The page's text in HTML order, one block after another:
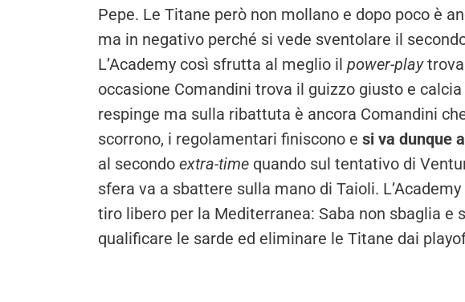
Pepe. Le Titane però non mollano e dopo poco è
ma in negativo perché si vede sventolare il
L’Academy così sfrutta al meglio il power-play
occasione Comandini trova il guizzo giusto e
respinge ma sulla ribattuta è ancora Comandini
scorrono, i regolamentari finiscono e si va dunque
al secondo extra-time quando sul tentativo di
sfera va a sbattere sulla mano di Taioli.
tiro libero per la Mediterranea: Saba non sbaglia e
qualificare le sarde ed eliminare le Titane dai